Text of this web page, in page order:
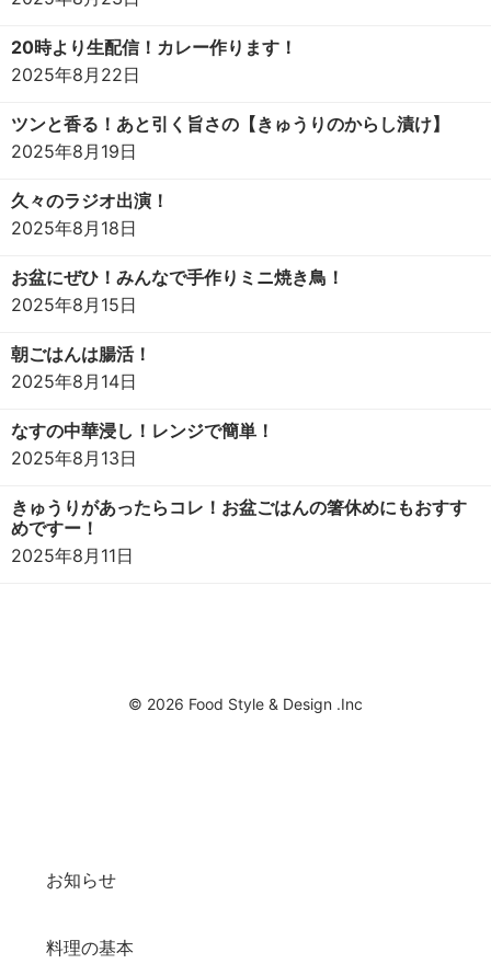
20時より生配信！カレー作ります！
2025年8月22日
ツンと香る！あと引く旨さの【きゅうりのからし漬け】
2025年8月19日
久々のラジオ出演！
2025年8月18日
お盆にぜひ！みんなで手作りミニ焼き鳥！
2025年8月15日
朝ごはんは腸活！
2025年8月14日
なすの中華浸し！レンジで簡単！
2025年8月13日
きゅうりがあったらコレ！お盆ごはんの箸休めにもおすす
めですー！
2025年8月11日
© 2026 Food Style & Design .Inc
お知らせ
料理の基本